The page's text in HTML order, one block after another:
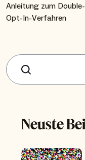
Anleitung zum Double-
Opt-In-Verfahren
Suchen
Neuste